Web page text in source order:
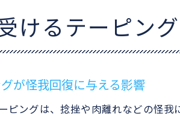
テーピング
整骨院
整骨院
整骨院
けるテーピン
が怪我回復に与える影響
ピングは、捻挫や肉離れなどの怪